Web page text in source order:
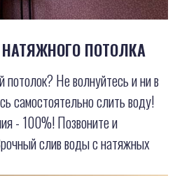
ПОТОЛКА
потолок? Не волнуйтесь и ни в
самостоятельно слить воду!
- 100%! Позвоните и
слив воды с натяжных